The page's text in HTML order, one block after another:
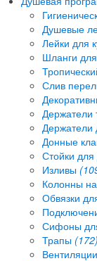
Душевые
Лейки для
Шланги
Слив
Держатели
Держатели
Донные
Стойки
Изливы
Колонны
Обвязки
Сифоны
Трапы (172)
Вентиляции